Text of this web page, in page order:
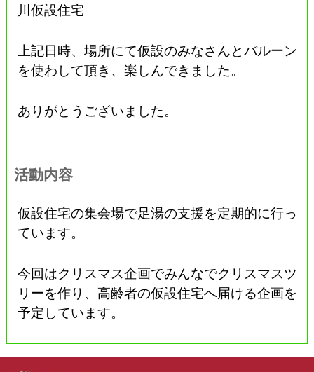
川仮設住宅
上記日時、場所にて仮設のみなさんとバルーン
を使わして頂き、楽しんできました。
ありがとうございました。
活動内容
仮設住宅の集会場で足湯の支援を定期的に行っ
ています。
今回はクリスマス企画でみんなでクリスマスツ
リーを作り、高齢者の仮設住宅へ届ける企画を
予定しています。